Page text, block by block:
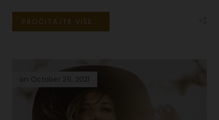
PROČITAJTE VIŠE...
on October 26, 2021